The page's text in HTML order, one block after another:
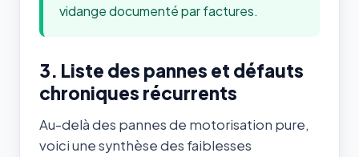
vidange documenté par factures.
3. Liste des pannes et défauts
chroniques récurrents
Au-delà des pannes de motorisation pure,
voici une synthèse des faiblesses